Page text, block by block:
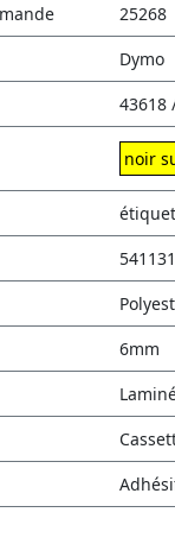
25268
Dymo
43618
noir
6mm